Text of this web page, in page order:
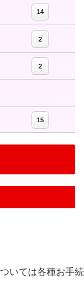
14
2
2
15